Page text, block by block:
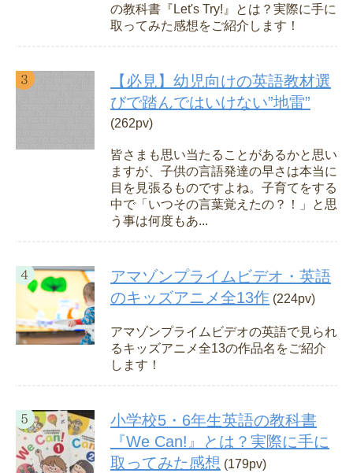
の教科書『Let's Try!』とは？実際に手に
取ってみた感想をご紹介します！
【必見】幼児向けの英語教材選
びで踏んではいけない”地雷”
(262pv)
皆さまも思い当たることがあるかと思い
ますが、子供の言語発達の早さは本当に
目を見張るものですよね。子育てをする
中で「いつその言葉覚えたの？！」と思
う事は何度もあ...
アマゾンプライムビデオ・英語
のキッズアニメ全13作 (224pv)
アマゾンプライムビデオの英語で見られ
るキッズアニメ全13の作品名をご紹介
します！
小学校5・6年生英語の教科書
『We Can!』とは？実際に手に
取ってみた感想 (179pv)